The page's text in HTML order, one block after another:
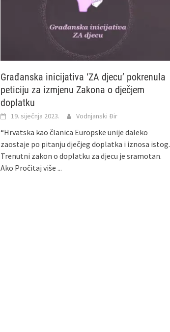
Građanska inicijativa ‘ZA djecu’ pokrenula
peticiju za izmjenu Zakona o dječjem
doplatku
19. siječnja 2023. Vodnjanski Đir
“Hrvatska kao članica Europske unije daleko
zaostaje po pitanju dječjeg doplatka i iznosa istog.
Trenutni zakon o doplatku za djecu je sramotan.
Ako Pročitaj više ...